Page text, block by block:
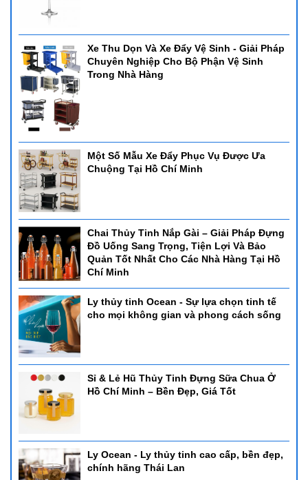
Xe Thu Dọn Và Xe Đẩy Vệ Sinh - Giải Pháp
Chuyên Nghiệp Cho Bộ Phận Vệ Sinh
Trong Nhà Hàng
Một Số Mẫu Xe Đẩy Phục Vụ Được Ưa
Chuộng Tại Hồ Chí Minh
Chai Thủy Tinh Nắp Gài – Giải Pháp Đựng
Đồ Uống Sang Trọng, Tiện Lợi Và Bảo
Quản Tốt Nhất Cho Các Nhà Hàng Tại Hồ
Chí Minh
Ly thủy tinh Ocean - Sự lựa chọn tinh tế
cho mọi không gian và phong cách sống
Sỉ & Lẻ Hũ Thủy Tinh Đựng Sữa Chua Ở
Hồ Chí Minh – Bền Đẹp, Giá Tốt
Ly Ocean - Ly thủy tinh cao cấp, bền đẹp,
chính hãng Thái Lan